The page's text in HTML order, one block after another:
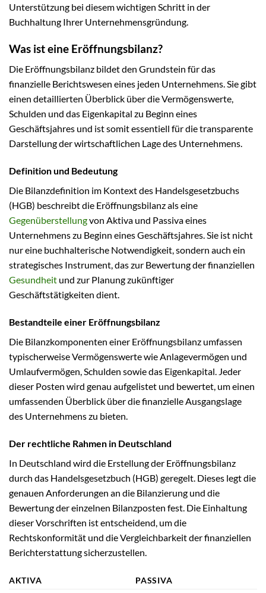
Unterstützung bei diesem wichtigen Schritt in der
Buchhaltung Ihrer Unternehmensgründung.
Was ist eine Eröffnungsbilanz?
Die Eröffnungsbilanz bildet den Grundstein für das
finanzielle Berichtswesen eines jeden Unternehmens. Sie gibt
einen detaillierten Überblick über die Vermögenswerte,
Schulden und das Eigenkapital zu Beginn eines
Geschäftsjahres und ist somit essentiell für die transparente
Darstellung der wirtschaftlichen Lage des Unternehmens.
Definition und Bedeutung
Die Bilanzdefinition im Kontext des Handelsgesetzbuchs
(HGB) beschreibt die Eröffnungsbilanz als eine
Gegenüberstellungvon Aktiva und Passiva eines
Unternehmens zu Beginn eines Geschäftsjahres. Sie ist nicht
nur eine buchhalterische Notwendigkeit, sondern auch ein
strategisches Instrument, das zur Bewertung der finanziellen
Gesundheit und zur Planung zukünftiger
Geschäftstätigkeiten dient.
Bestandteile einer Eröffnungsbilanz
Die Bilanzkomponenten einer Eröffnungsbilanz umfassen
typischerweise Vermögenswerte wie Anlagevermögen und
Umlaufvermögen, Schulden sowie das Eigenkapital. Jeder
dieser Posten wird genau aufgelistet und bewertet, um einen
umfassenden Überblick über die finanzielle Ausgangslage
des Unternehmens zu bieten.
Der rechtliche Rahmen in Deutschland
In Deutschland wird die Erstellung der Eröffnungsbilanz
durch das Handelsgesetzbuch (HGB) geregelt. Dieses legt die
genauen Anforderungen an die Bilanzierung und die
Bewertung der einzelnen Bilanzposten fest. Die Einhaltung
dieser Vorschriften ist entscheidend, um die
Rechtskonformität und die Vergleichbarkeit der finanziellen
Berichterstattung sicherzustellen.
AKTIVA
PASSIVA